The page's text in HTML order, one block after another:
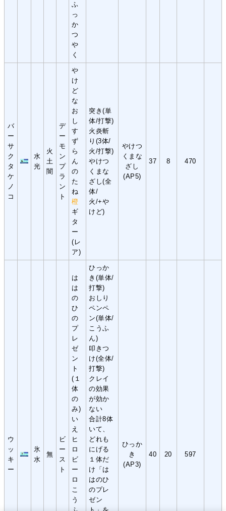
ふ
っ
か
つ
や
く
バ
ー
サ
ク
タ
ケ
ノ
コ
水
光
火
土
闇
デ
ー
モ
ン
プ
ラ
ン
ト
や
け
ど
な
お
し
す
ず
ら
ん
の
た
ね
橙
ギ
タ
ー
(レ
ア)
突き(単
体/打撃)
火炎斬
り(3体/
火/打撃)
やけつ
くまな
ざし(全
体/
火/+や
けど)
やけつ
くまな
ざし
(AP5)
37 8 470
ウ
ッ
キ
ー
氷
水
無
ビ
ー
ス
ト
は
は
の
ひ
の
プ
レ
ゼ
ン
ト
(１
体
の
み)
い
え
ヒ
ロ
ビ
ー
ロ
こ
う
ひっか
き(単体/
打撃)
おしり
ペンペ
ン(単体/
こうふ
ん)
叩きつ
け(全体/
打撃)
クレイ
の効果
が効か
ない
合計8体
いて、
どれも
にげる
１体だ
け「は
はのひ
のプレ
ゼン
ひっか
き
(AP3)
40 20 597